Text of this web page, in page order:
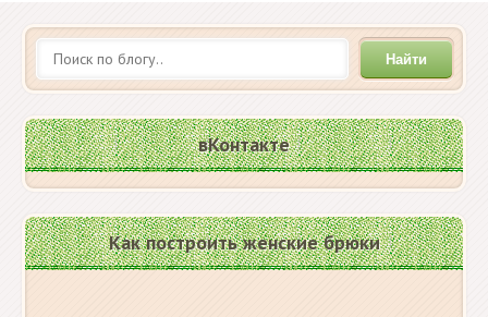
Найти
вКонтакте
Как построить женские брюки